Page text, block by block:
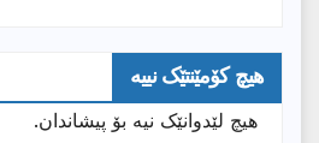
هیچ کۆمێنتێک نییە
هیچ لێدوانێک نیە بۆ پیشاندان.